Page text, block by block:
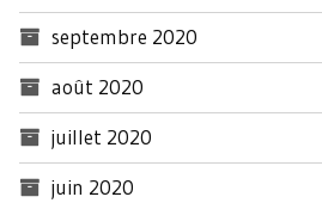
septembre 2020
août 2020
juillet 2020
juin 2020